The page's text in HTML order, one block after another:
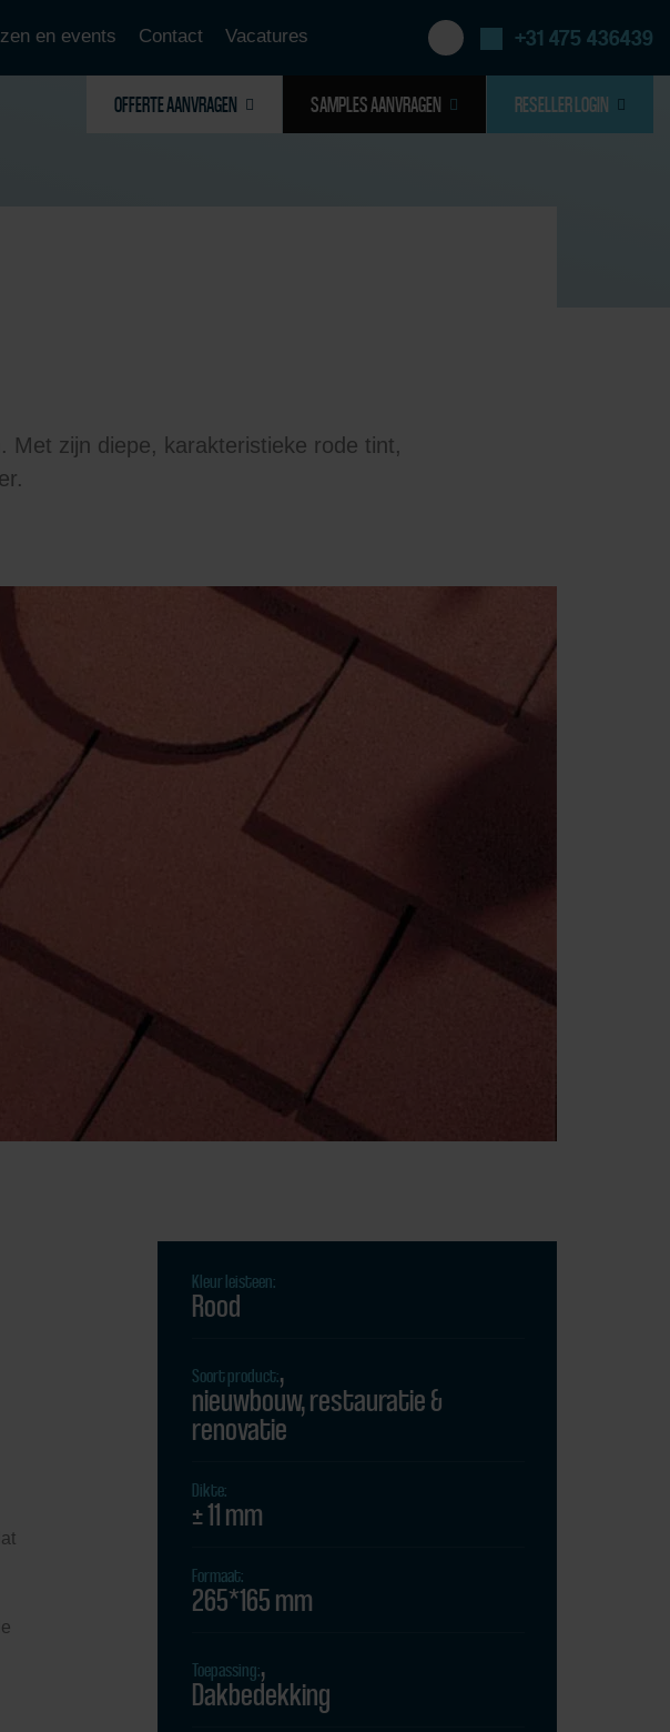
en events Contact Vacatures +31 475 436439
OFFERTE AANVRAGEN SAMPLES AANVRAGEN RESELLER LOGIN
Met zijn diepe, karakteristieke rode tint,
Kleur leisteen:
Rood
Soort product:
nieuwbouw restauratie
renovatie
Dikte:
± 11 mm
Formaat:
265*165 mm
Toepassing:
Dakbedekking